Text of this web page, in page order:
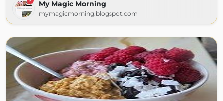
My Magic Morning
mymagicmorning.blogspot.com